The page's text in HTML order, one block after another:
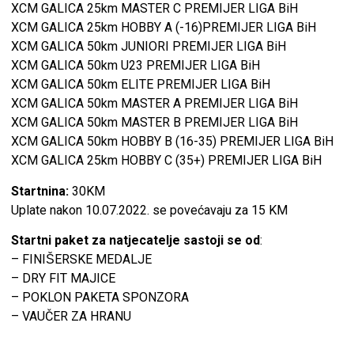
XCM GALICA 25km MASTER C PREMIJER LIGA BiH
XCM GALICA 25km HOBBY A (-16)PREMIJER LIGA BiH
XCM GALICA 50km JUNIORI PREMIJER LIGA BiH
XCM GALICA 50km U23 PREMIJER LIGA BiH
XCM GALICA 50km ELITE PREMIJER LIGA BiH
XCM GALICA 50km MASTER A PREMIJER LIGA BiH
XCM GALICA 50km MASTER B PREMIJER LIGA BiH
XCM GALICA 50km HOBBY B (16-35) PREMIJER LIGA BiH
XCM GALICA 25km HOBBY C (35+) PREMIJER LIGA BiH
Startnina: 30KM
Uplate nakon 10.07.2022. se povećavaju za 15 KM
Startni paket za natjecatelje sastoji se od:
– FINIŠERSKE MEDALJE
– DRY FIT MAJICE
– POKLON PAKETA SPONZORA
– VAUČER ZA HRANU